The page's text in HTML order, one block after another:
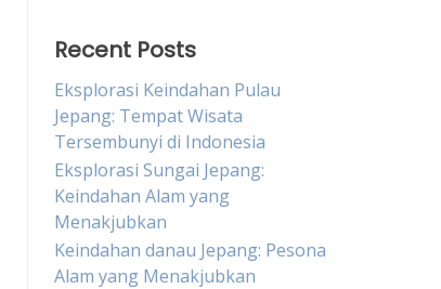
Recent Posts
Eksplorasi Keindahan Pulau
Jepang: Tempat Wisata
Tersembunyi di Indonesia
Eksplorasi Sungai Jepang:
Keindahan Alam yang
Menakjubkan
Keindahan danau Jepang: Pesona
Alam yang Menakjubkan